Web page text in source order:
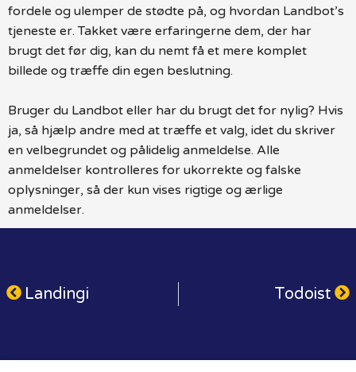
fordele og ulemper de stødte på, og hvordan Landbot’s
tjeneste er. Takket være erfaringerne dem, der har
brugt det før dig, kan du nemt få et mere komplet
billede og træffe din egen beslutning.
Bruger du Landbot eller har du brugt det for nylig? Hvis
ja, så hjælp andre med at træffe et valg, idet du skriver
en velbegrundet og pålidelig anmeldelse. Alle
anmeldelser kontrolleres for ukorrekte og falske
oplysninger, så der kun vises rigtige og ærlige
anmeldelser.
Landingi Todoist